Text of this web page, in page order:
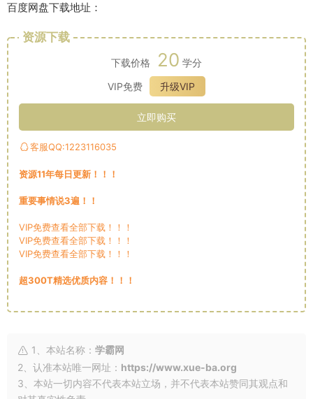
百度网盘下载地址：
资源下载
下载价格 20 学分
VIP免费
升级VIP
立即购买
客服QQ:1223116035
资源11年每日更新！！！
重要事情说3遍！！
VIP免费查看全部下载！！！
VIP免费查看全部下载！！！
VIP免费查看全部下载！！！
超300T精选优质内容！！！
1、本站名称： 学霸网
2、认准本站唯一网址： https://www.xue-ba.org
3、本站一切内容不代表本站立场，并不代表本站赞同其观点和